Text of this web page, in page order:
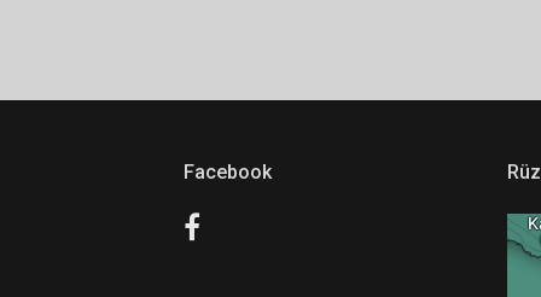
Facebook